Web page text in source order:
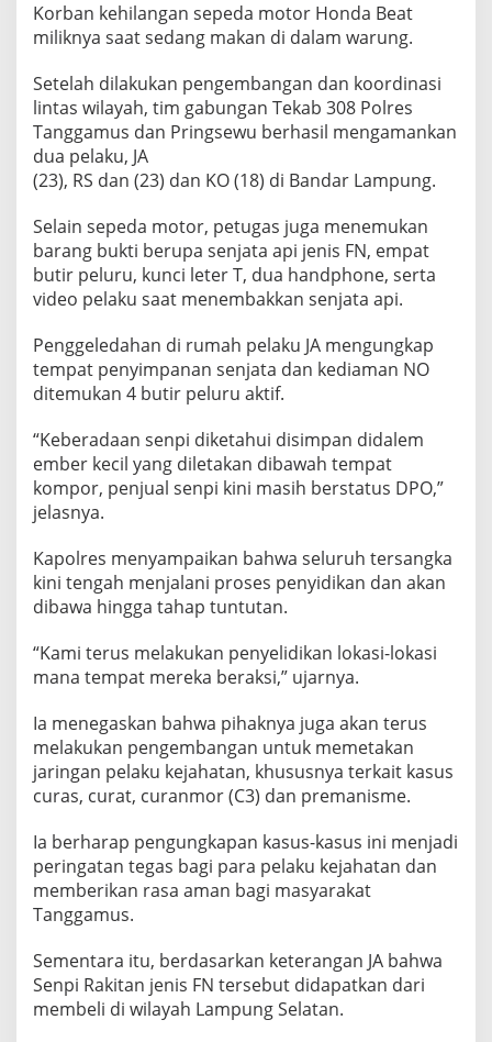
Korban kehilangan sepeda motor Honda Beat
miliknya saat sedang makan di dalam warung.
Setelah dilakukan pengembangan dan koordinasi
lintas wilayah, tim gabungan Tekab 308 Polres
Tanggamus dan Pringsewu berhasil mengamankan
dua pelaku, JA
(23), RS dan (23) dan KO (18) di Bandar Lampung.
Selain sepeda motor, petugas juga menemukan
barang bukti berupa senjata api jenis FN, empat
butir peluru, kunci leter T, dua handphone, serta
video pelaku saat menembakkan senjata api.
Penggeledahan di rumah pelaku JA mengungkap
tempat penyimpanan senjata dan kediaman NO
ditemukan 4 butir peluru aktif.
“Keberadaan senpi diketahui disimpan didalem
ember kecil yang diletakan dibawah tempat
kompor, penjual senpi kini masih berstatus DPO,”
jelasnya.
Kapolres menyampaikan bahwa seluruh tersangka
kini tengah menjalani proses penyidikan dan akan
dibawa hingga tahap tuntutan.
“Kami terus melakukan penyelidikan lokasi-lokasi
mana tempat mereka beraksi,” ujarnya.
Ia menegaskan bahwa pihaknya juga akan terus
melakukan pengembangan untuk memetakan
jaringan pelaku kejahatan, khususnya terkait kasus
curas, curat, curanmor (C3) dan premanisme.
Ia berharap pengungkapan kasus-kasus ini menjadi
peringatan tegas bagi para pelaku kejahatan dan
memberikan rasa aman bagi masyarakat
Tanggamus.
Sementara itu, berdasarkan keterangan JA bahwa
Senpi Rakitan jenis FN tersebut didapatkan dari
membeli di wilayah Lampung Selatan.